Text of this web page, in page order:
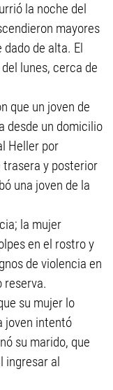
la noche del
mayores
de alta. El
lunes, cerca de
que un joven de
desde un domicilio
Heller por
trasera y posterior
una joven de la
la mujer
en el rostro y
de violencia en
reserva.
su mujer lo
joven intentó
su marido, que
ingresar al